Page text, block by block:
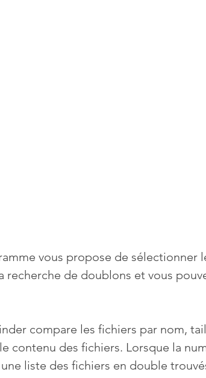
vous propose de sélectionner
recherche de doublons et vous
compare les fichiers par nom,
contenu des fichiers. Lorsque la
liste des fichiers en double